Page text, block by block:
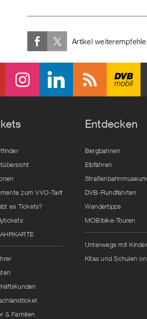
Artikel
zum VVO-Tarif
es Tickets?
& Familien
Entdecken
Bergbahnen
Elbfähren
Straßenbahnmuseum
DVB-Rundfahrten
Wandertipps
MOBIbike-Touren
Unterwegs mit
Kitas und Schulen